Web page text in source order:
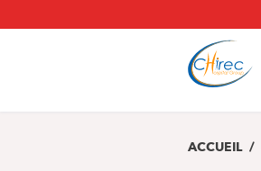
au
ACCUEIL